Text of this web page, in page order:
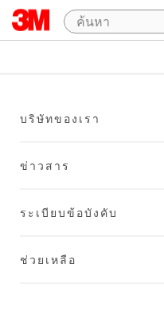
บริษัทของเรา
ข่าวสาร
ระเบียบข้อบังคับ
ช่วยเหลือ